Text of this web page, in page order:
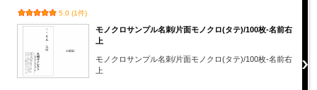
5.0 (1件)
モノクロサンプル名刺/片面モノクロ(タテ)/100枚-名前右
上
モノクロサンプル名刺/片面モノクロ(タテ)/100枚-名前右
上